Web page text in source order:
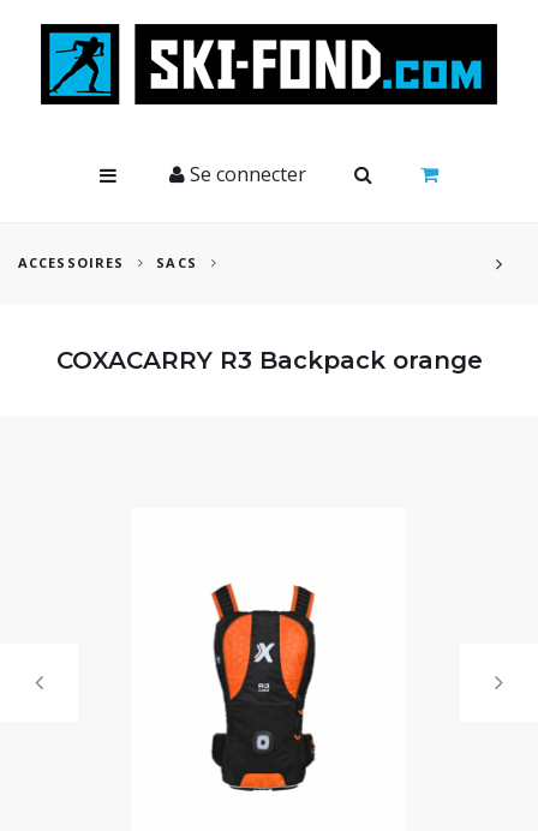
Se connecter
ACCESSOIRES SACS
COXACARRY R3 Backpack orange